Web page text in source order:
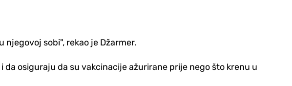
njegovoj sobi", rekao je Džarmer.
osiguraju da su vakcinacije ažurirane prije nego što krenu u